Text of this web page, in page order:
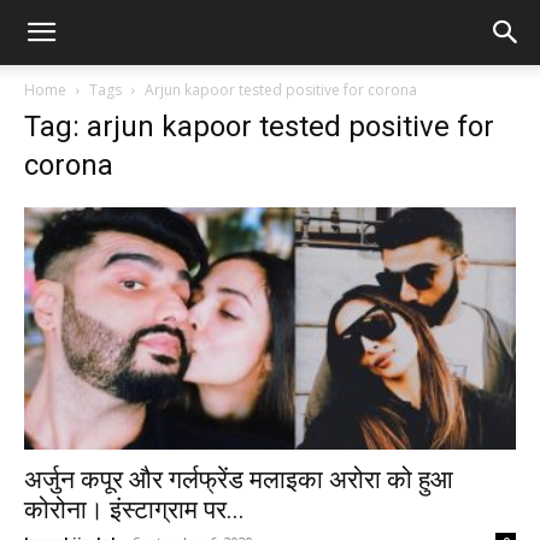
Home Tags Arjun kapoor tested positive for corona
Tag: arjun kapoor tested positive for
corona
अर्जुन कपूर और गर्लफ्रेंड मलाइका अरोरा को हुआ
कोरोना। इंस्टाग्राम पर...